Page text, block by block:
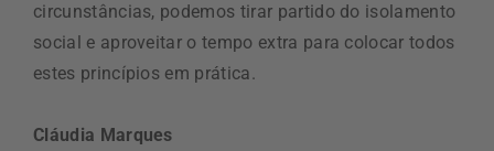
circunstâncias, podemos tirar partido do isolamento
social e aproveitar o tempo extra para colocar todos
estes princípios em prática.
Cláudia Marques